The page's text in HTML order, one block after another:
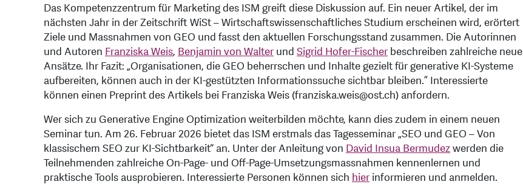
Das Kompetenzzentrum für Marketing des ISM greift diese Diskussion auf. Ein neuer Artikel, der im
nächsten Jahr in der Zeitschrift WiSt – Wirtschaftswissenschaftliches Studium erscheinen wird, erörtert
Ziele und Massnahmen von GEO und fasst den aktuellen Forschungsstand zusammen. Die Autorinnen
und Autoren Franziska Weis, Benjamin von Walter und Sigrid Hofer-Fischer beschreiben zahlreiche neue
Ansätze. Ihr Fazit: „Organisationen, die GEO beherrschen und Inhalte gezielt für generative KI-Systeme
aufbereiten, können auch in der KI-gestützten Informationssuche sichtbar bleiben.” Interessierte
können einen Preprint des Artikels bei Franziska Weis (franziska.weis@ost.ch) anfordern.
Wer sich zu Generative Engine Optimization weiterbilden möchte, kann dies zudem in einem neuen
Seminar tun. Am 26. Februar 2026 bietet das ISM erstmals das Tagesseminar „SEO und GEO – Von
klassischem SEO zur KI-Sichtbarkeit“ an. Unter der Anleitung von David Insua Bermudezwerden die
Teilnehmenden zahlreiche On-Page- und Off-Page-Umsetzungsmassnahmen kennenlernen und
praktische Tools ausprobieren. Interessierte Personen können sich hier informieren und anmelden.